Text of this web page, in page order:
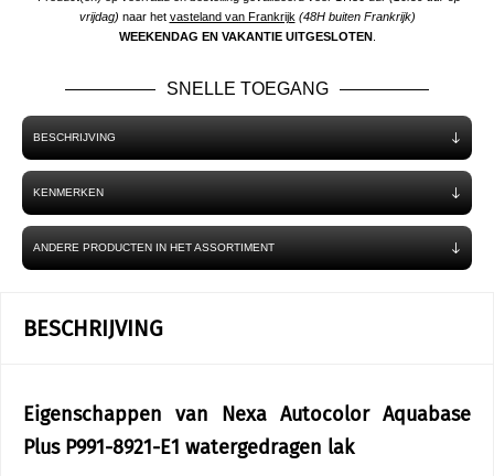
vrijdag) naar het vasteland van Frankrijk (48H buiten Frankrijk)
WEEKENDAG EN VAKANTIE UITGESLOTEN.
SNELLE TOEGANG
BESCHRIJVING
KENMERKEN
ANDERE PRODUCTEN IN HET ASSORTIMENT
BESCHRIJVING
Eigenschappen van Nexa Autocolor Aquabase
Plus P991-8921-E1 watergedragen lak